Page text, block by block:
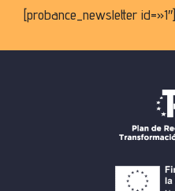
[probance_newsletter id=»1″]